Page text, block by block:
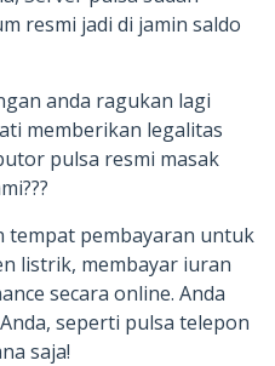
resmi jadi di jamin saldo
anda ragukan lagi
memberikan legalitas
pulsa resmi masak
tempat pembayaran untuk
listrik, membayar iuran
secara online. Anda
seperti pulsa telepon
saja!